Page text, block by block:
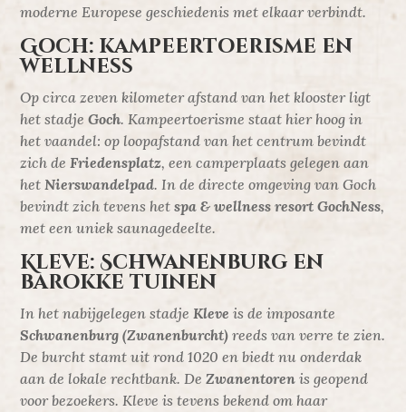
moderne Europese geschiedenis met elkaar verbindt.
Goch: kampeertoerisme en
wellness
Op circa zeven kilometer afstand van het klooster ligt
het stadjeGoch. Kampeertoerisme staat hier hoog in
het vaandel: op loopafstand van het centrum bevindt
zich deFriedensplatz, een camperplaats gelegen aan
hetNierswandelpad. In de directe omgeving van Goch
bevindt zich tevens hetspa & wellness resort GochNess,
met een uniek saunagedeelte.
Kleve: Schwanenburg en
barokke tuinen
In het nabijgelegen stadjeKleve is de imposante
Schwanenburg (Zwanenburcht) reeds van verre te zien.
De burcht stamt uit rond 1020 en biedt nu onderdak
aan de lokale rechtbank. DeZwanentoren is geopend
voor bezoekers. Kleve is tevens bekend om haar